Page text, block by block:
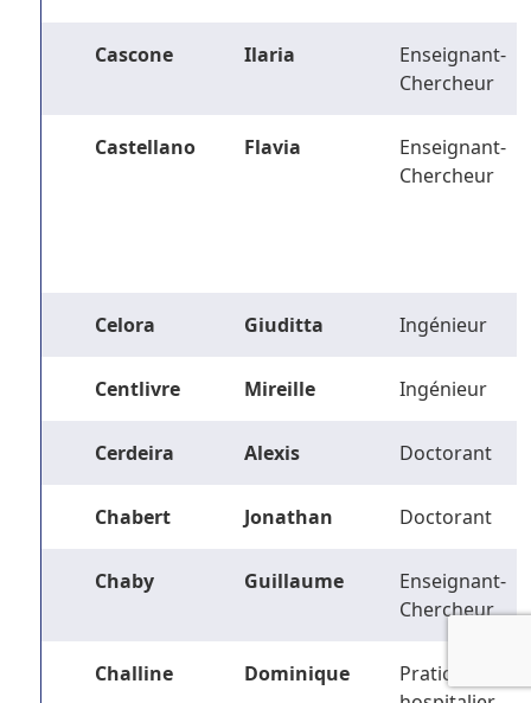
Cascone Ilaria
Enseignant-
Chercheur
Castellano Flavia
Enseignant-
Chercheur
Celora Giuditta Ingénieur
Centlivre Mireille Ingénieur
Cerdeira Alexis Doctorant
Chabert Jonathan Doctorant
Chaby Guillaume
Enseignant-
Chercheur
Challine Dominique
Praticien